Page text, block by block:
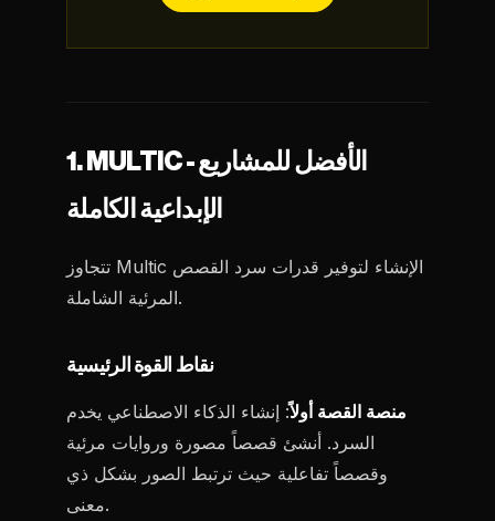
1. MULTIC - الأفضل للمشاريع
الإبداعية الكاملة
تتجاوز Multic الإنشاء لتوفير قدرات سرد القصص
المرئية الشاملة.
نقاط القوة الرئيسية
منصة القصة أولاً: إنشاء الذكاء الاصطناعي يخدم
السرد. أنشئ قصصاً مصورة وروايات مرئية
وقصصاً تفاعلية حيث ترتبط الصور بشكل ذي
معنى.